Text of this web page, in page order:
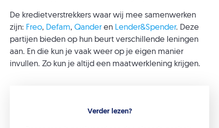
De kredietverstrekkers waar wij mee samenwerken
zijn: Freo, Defam, Qanderen Lender&Spender. Deze
partijen bieden op hun beurt verschillende leningen
aan. En die kun je vaak weer op je eigen manier
invullen. Zo kun je altijd een maatwerklening krijgen.
Verder lezen?